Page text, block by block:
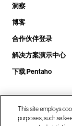
洞察
博客
合作伙伴登录
解决方案演示中心
下载 Pentaho
致电
This site employs
purposes, such as